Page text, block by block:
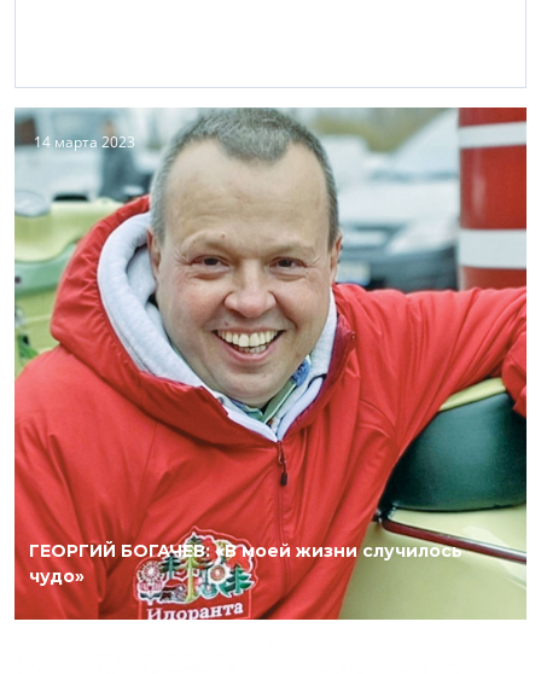
14 марта 2023
ГЕОРГИЙ БОГАЧЕВ: «В моей жизни случилось
чудо»